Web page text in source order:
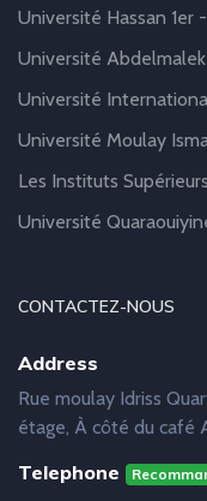
Université Hassan 1er
Université
Université
Université Moulay
Les Instituts Supérieurs
Université
CONTACTEZ-NOUS
Address
Rue moulay Idriss
étage, À côté du café
Telephone